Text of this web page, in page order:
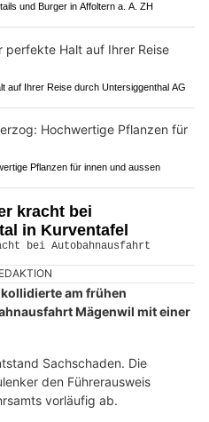
und Burger in Affoltern a. A. ZH
auf Ihrer Reise durch Untersiggenthal AG
Pflanzen für innen und aussen
kracht bei
in Kurventafel
am frühen
Mägenwil mit einer
Sachschaden. Die
den Führerausweis
vorläufig ab.